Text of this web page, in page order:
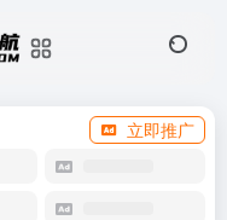
立即推广